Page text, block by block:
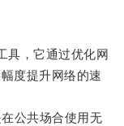
，它通过优化网
度提升网络的速
公共场合使用无